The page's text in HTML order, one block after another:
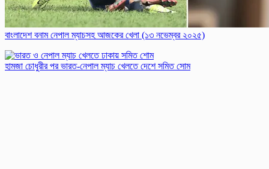
বাংলাদেশ বনাম নেপাল ম্যাচসহ আজকের খেলা (১৩ নভেম্বর ২০২৫)
হামজা চোধুরীর পর ভারত-নেপাল ম্যাচ খেলতে দেশে সমিত সোম